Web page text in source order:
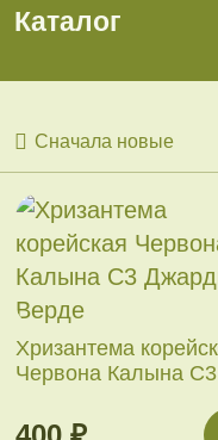
Каталог
Сначала новые
Хризантема
Червона Калына С3